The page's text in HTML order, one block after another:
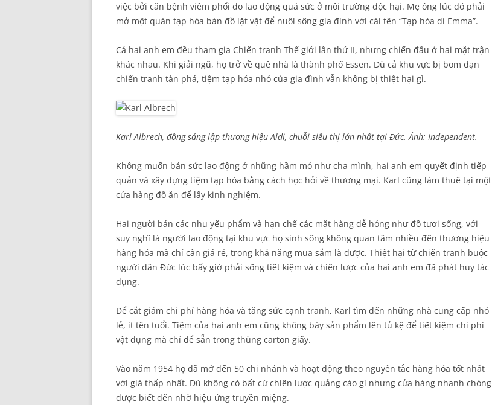
việc bởi căn bệnh viêm phổi do lao động quá sức ở môi trường độc hại. Mẹ ông lúc đó phải
mở một quán tạp hóa bán đồ lặt vặt để nuôi sống gia đình với cái tên “Tạp hóa dì Emma”.
Cả hai anh em đều tham gia Chiến tranh Thế giới lần thứ II, nhưng chiến đấu ở hai mặt trận
khác nhau. Khi giải ngũ, họ trở về quê nhà là thành phố Essen. Dù cả khu vực bị bom đạn
chiến tranh tàn phá, tiệm tạp hóa nhỏ của gia đình vẫn không bị thiệt hại gì.
Karl Albrech, đồng sáng lập thương hiệu Aldi, chuỗi siêu thị lớn nhất tại Đức. Ảnh: Independent.
Không muốn bán sức lao động ở những hầm mỏ như cha mình, hai anh em quyết định tiếp
quản và xây dựng tiệm tạp hóa bằng cách học hỏi về thương mại. Karl cũng làm thuê tại một
cửa hàng đồ ăn để lấy kinh nghiệm.
Hai người bán các nhu yếu phẩm và hạn chế các mặt hàng dễ hỏng như đồ tươi sống, với
suy nghĩ là người lao động tại khu vực họ sinh sống không quan tâm nhiều đến thương hiệu
hàng hóa mà chỉ cần giá rẻ, trong khả năng mua sắm là được. Thiệt hại từ chiến tranh buộc
người dân Đức lúc bấy giờ phải sống tiết kiệm và chiến lược của hai anh em đã phát huy tác
dụng.
Để cắt giảm chi phí hàng hóa và tăng sức cạnh tranh, Karl tìm đến những nhà cung cấp nhỏ
lẻ, ít tên tuổi. Tiệm của hai anh em cũng không bày sản phẩm lên tủ kệ để tiết kiệm chi phí
vật dụng mà chỉ để sẵn trong thùng carton giấy.
Vào năm 1954 họ đã mở đến 50 chi nhánh và hoạt động theo nguyên tắc hàng hóa tốt nhất
với giá thấp nhất. Dù không có bất cứ chiến lược quảng cáo gì nhưng cửa hàng nhanh chóng
được biết đến nhờ hiệu ứng truyền miệng.